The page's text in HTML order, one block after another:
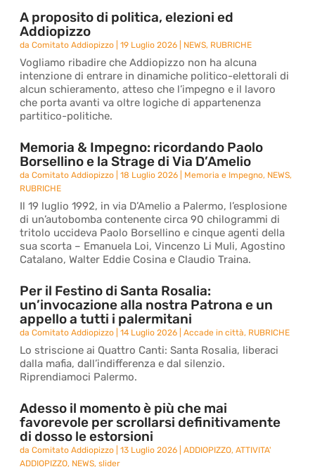
A proposito di politica, elezioni ed
Addiopizzo
daComitato Addiopizzo |19 Luglio 2026 NEWS, RUBRICHE
Vogliamo ribadire che Addiopizzo non ha alcuna
intenzione di entrare in dinamiche politico-elettorali di
alcun schieramento, atteso che l’impegno e il lavoro
che porta avanti va oltre logiche di appartenenza
partitico-politiche.
Memoria & Impegno: ricordando Paolo
Borsellino e la Strage di Via D’Amelio
daComitato Addiopizzo |18 Luglio 2026 Memoria e Impegno, NEWS,
RUBRICHE
Il 19 luglio 1992, in via D’Amelio a Palermo, l’esplosione
di un’autobomba contenente circa 90 chilogrammi di
tritolo uccideva Paolo Borsellino e cinque agenti della
sua scorta – Emanuela Loi, Vincenzo Li Muli, Agostino
Catalano, Walter Eddie Cosina e Claudio Traina.
Per il Festino di Santa Rosalia:
un’invocazione alla nostra Patrona e un
appello a tutti i palermitani
daComitato Addiopizzo |14 Luglio 2026 |Accade in città, RUBRICHE
Lo striscione ai Quattro Canti: Santa Rosalia, liberaci
dalla mafia, dall’indifferenza e dal silenzio.
Riprendiamoci Palermo.
Adesso il momento è più che mai
favorevole per scrollarsi definitivamente
di dosso le estorsioni
daComitato Addiopizzo |13 Luglio 2026 |ADDIOPIZZO,ATTIVITA'
ADDIOPIZZO, NEWS,slider